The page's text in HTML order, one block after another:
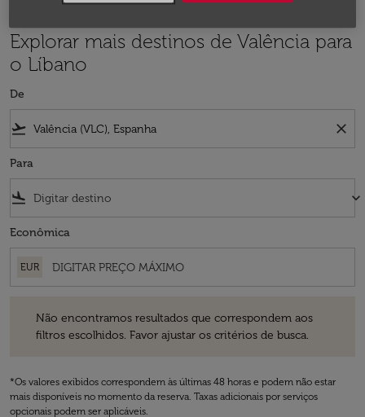
Explorar mais destinos de Valência para
o Líbano
De
flight_takeoff close
Para
flight_land keyboard_arrow_down
Econômica
EUR
Não encontramos resultados que correspondem aos
filtros escolhidos. Favor ajustar os critérios de busca.
*Os valores exibidos correspondem às últimas 48 horas e podem não estar
mais disponíveis no momento da reserva. Taxas adicionais por serviços
opcionais podem ser aplicáveis.